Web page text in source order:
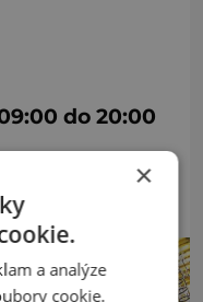
do 20:00
×
a analýze
cookie.